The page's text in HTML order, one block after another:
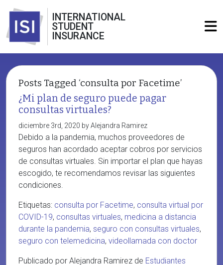
INTERNATIONAL
STUDENT
INSURANCE
Posts Tagged ‘consulta por Facetime’
¿Mi plan de seguro puede pagar
consultas virtuales?
diciembre 3rd, 2020 by Alejandra Ramirez
Debido a la pandemia, muchos proveedores de
seguros han acordado aceptar cobros por servicios
de consultas virtuales. Sin importar el plan que hayas
escogido, te recomendamos revisar las siguientes
condiciones.
Etiquetas: consulta por Facetime, consulta virtual por
COVID-19, consultas virtuales, medicina a distancia
durante la pandemia, seguro con consultas virtuales,
seguro con telemedicina, videollamada con doctor
Publicado por Alejandra Ramirez de Estudiantes